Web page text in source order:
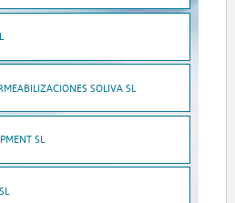
SOLIVA SL
SL